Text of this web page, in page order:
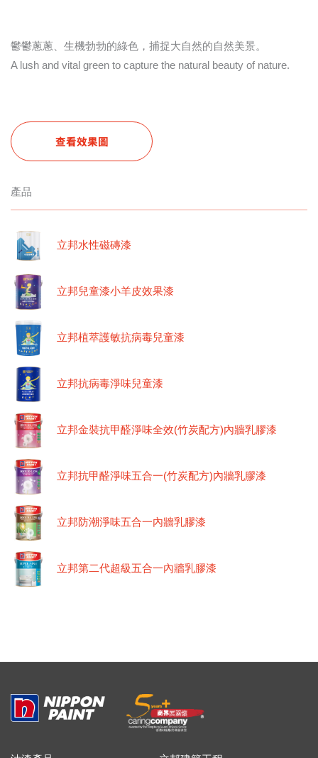
鬱鬱蔥蔥、生機勃勃的綠色，捕捉大自然的自然美景。
A lush and vital green to capture the natural beauty of nature.
查看效果圖
產品
立邦水性磁磚漆
立邦兒童漆小羊皮效果漆
立邦植萃護敏抗病毒兒童漆
立邦抗病毒淨味兒童漆
立邦金裝抗甲醛淨味全效(竹炭配方)內牆乳膠漆
立邦抗甲醛淨味五合一(竹炭配方)內牆乳膠漆
立邦防潮淨味五合一內牆乳膠漆
立邦第二代超級五合一內牆乳膠漆